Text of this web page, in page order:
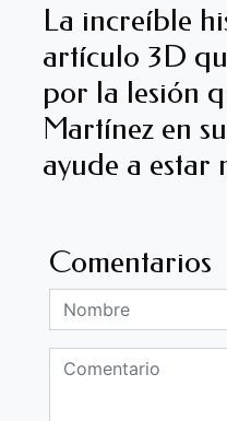
La increíble
artículo 3D
por la lesión
Martínez en
ayude a estar
Comentarios